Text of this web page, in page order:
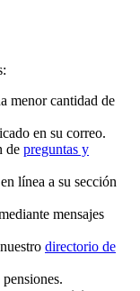
menor cantidad de
en su correo.
de preguntas y
línea a su sección
mensajes
directorio de